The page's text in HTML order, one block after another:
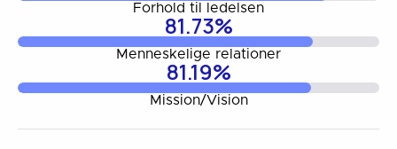
Forhold til ledelsen
81.73%
Menneskelige relationer
81.19%
Mission/Vision